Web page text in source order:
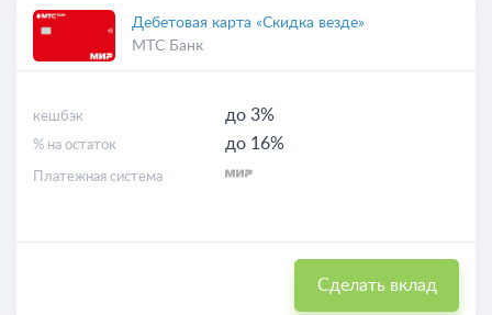
Дебетовая карта «Скидка везде»
МТС Банк
кешбэк до 3%
% на остаток до 16%
Платежная система
Сделать вклад